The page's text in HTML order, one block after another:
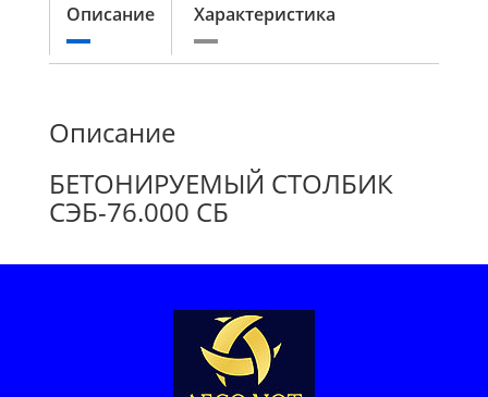
Описание Характеристика
Описание
БЕТОНИРУЕМЫЙ СТОЛБИК
СЭБ-76.000 СБ